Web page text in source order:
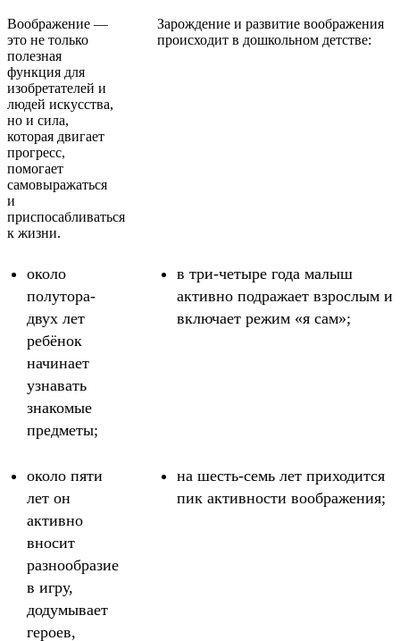
Воображение —
это не только
полезная
функция для
изобретателей и
людей искусства,
но и сила,
которая двигает
прогресс,
помогает
самовыражаться
и
приспосабливаться
к жизни.
Зарождение и развитие воображения
происходит в дошкольном детстве:
около
полутора-
двух лет
ребёнок
начинает
узнавать
знакомые
предметы;
в три-четыре года малыш
активно подражает взрослым и
включает режим «я сам»;
около пяти
лет он
активно
вносит
разнообразие
в игру,
додумывает
героев,
на шесть-семь лет приходится
пик активности воображения;